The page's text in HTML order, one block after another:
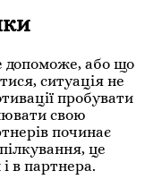
допоможе, або що
ситуація не
пробувати
свою
починає
це
в партнера.